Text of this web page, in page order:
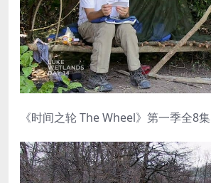
《时间之轮 The Wheel》第一季全8集